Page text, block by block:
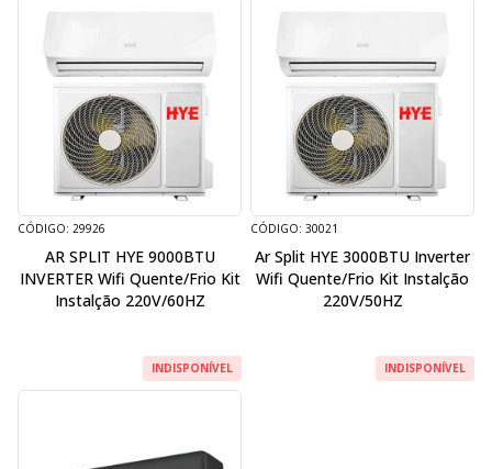
CÓDIGO: 29926
AR SPLIT HYE 9000BTU
INVERTER Wifi Quente/Frio Kit
Instalção 220V/60HZ
INDISPONÍVEL
CÓDIGO: 30021
Ar Split HYE 3000BTU Inverter
Wifi Quente/Frio Kit Instalção
220V/50HZ
INDISPONÍVEL